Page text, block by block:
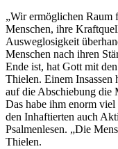
„Wir ermöglichen Raum
Menschen, ihre
Ausweglosigkeit
Menschen nach ihren
Ende ist, hat Gott mit
Thielen. Einem Insassen
auf die Abschiebung die
Das habe ihm enorm
den Inhaftierten auch
Psalmenlesen. „Die
Thielen.